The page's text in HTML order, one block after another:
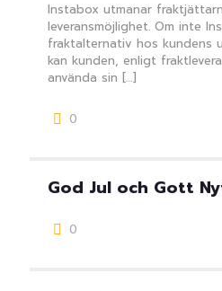
Instabox utmanar
leveransmöjlighet. Om inte
fraktalternativ hos kundens
kan kunden, enligt
använda sin […]
0
God Jul och Gott
0